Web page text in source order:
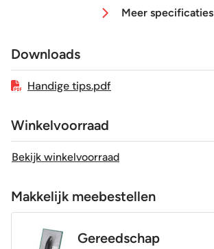
Glans / Mat
Vorstbestendig
Sortering
Craquelé
Meer specificaties
Downloads
Handige tips.pdf
Winkelvoorraad
Bekijk winkelvoorraad
Makkelijk meebestellen
Gereedschap